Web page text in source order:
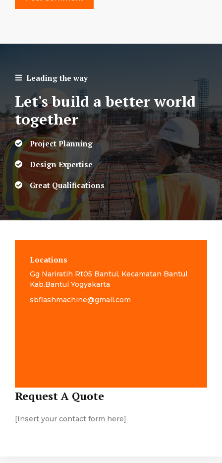
Leading the way
Let's build a better world
together
Project Planning
Design Expertise
Great Qualifications
Locations
Gg Nariratih Rt05 Bantul, Kecamatan Bantul
Kab.Bantul Yogyakarta
sbflashmachine@gmail.com
Request A Quote
[Insert your contact form here]